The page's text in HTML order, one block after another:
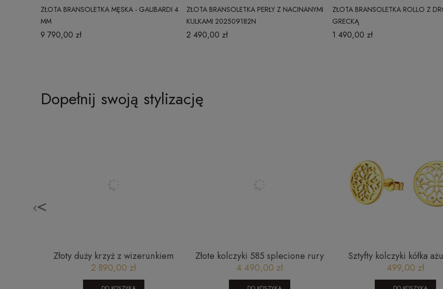
ZŁOTA BRANSOLETKA MĘSKA - GALIBARDI 4
MM
9 790,00 zł
ZŁOTA BRANSOLETKA PERŁY Z NACINANYMI
KULKAMI 202509182N
2 490,00 zł
ZŁOTA BRANSOLETKA ROLLO Z
GRECKĄ
1 490,00 zł
Dopełnij swoją stylizację
<
Złoty duży krzyż z wizerunkiem
Jezusa
2 890,00 zł
Złote kolczyki 585 splecione rury
gładkie Chain
4 490,00 zł
Sztyfty kolczyki kółka
1605202367
499,00 zł